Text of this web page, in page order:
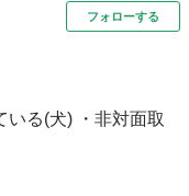
フォローする
る(犬) ・非対面取